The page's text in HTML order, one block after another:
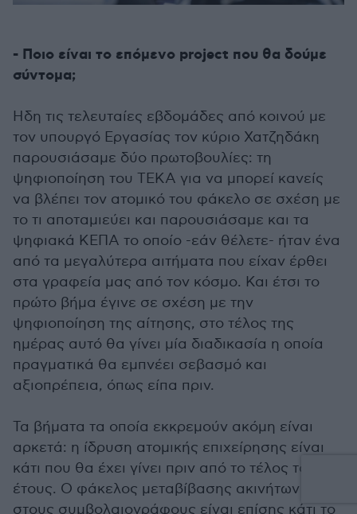
- Ποιο είναι το επόμενο project που θα δούμε
σύντομα;
Ηδη τις τελευταίες εβδομάδες από κοινού με
τον υπουργό Εργασίας τον κύριο Χατζηδάκη
παρουσιάσαμε δύο πρωτοβουλίες: τη
ψηφιοποίηση του ΤΕΚΑ για να μπορεί κανείς
να βλέπει τον ατομικό του φάκελο σε σχέση με
το τι αποταμιεύει και παρουσιάσαμε και τα
ψηφιακά ΚΕΠΑ το οποίο -εάν θέλετε- ήταν ένα
από τα μεγαλύτερα αιτήματα που είχαν έρθει
στα γραφεία μας από τον κόσμο. Και έτσι το
πρώτο βήμα έγινε σε σχέση με την
ψηφιοποίηση της αίτησης, στο τέλος της
ημέρας αυτό θα γίνει μία διαδικασία η οποία
πραγματικά θα εμπνέει σεβασμό και
αξιοπρέπεια, όπως είπα πριν.
Τα βήματα τα οποία εκκρεμούν ακόμη είναι
αρκετά: η ίδρυση ατομικής επιχείρησης είναι
κάτι που θα έχει γίνει πριν από το τέλος του
έτους. Ο φάκελος μεταβίβασης ακινήτων
στους συμβολαιογράφους είναι επίσης κάτι το